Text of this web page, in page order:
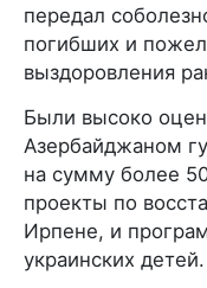
передал
погибших и
выздоровления
Были высоко
Азербайджаном
на сумму более
проекты по
Ирпене, и
украинских детей.